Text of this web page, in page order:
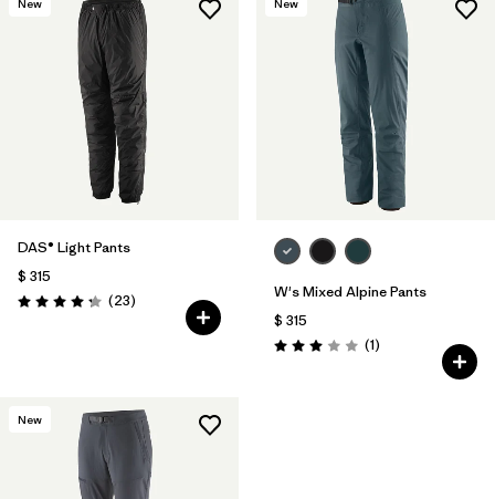
New
DAS® Light Pants
$ 315
Valoración: 4.2 / 5
(23Comentarios
)
New
W's Mixed Alpine Pants
$ 315
Valoración: 3.0 / 5
(1Comentarios
)
New